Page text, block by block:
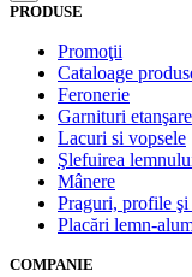
PRODUSE
Promoţii
Cataloage
Feronerie
Garnituri etanşare
Lacuri si vopsele
Şlefuirea
Mânere
Praguri, profile şi
Placări lemn-
COMPANIE